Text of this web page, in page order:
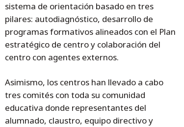
sistema de orientación basado en tres
pilares: autodiagnóstico, desarrollo de
programas formativos alineados con el Plan
estratégico de centro y colaboración del
centro con agentes externos.
Asimismo, los centros han llevado a cabo
tres comités con toda su comunidad
educativa donde representantes del
alumnado, claustro, equipo directivo y